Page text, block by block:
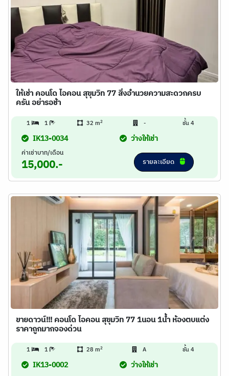
ให้เช่า คอนโด ไอคอน สุขุมวิท 77 สิ่งอำนวยความสะดวกครบ
ครัน อย่ารอช้า
1 1 32 m2 - ชั้น 4
IK13-0034 ว่างให้เช่า
ค่าเช่าบาท/เดือน
15,000.- รายละเอียด
ขายดาวน์!!! คอนโด ไอคอน สุขุมวิท 77 1นอน 1น้ำ ห้องตบแต่ง
ราคาถูกมากจองด่วน
1 1 28 m2 A ชั้น 4
IK13-0002 ว่างให้เช่า